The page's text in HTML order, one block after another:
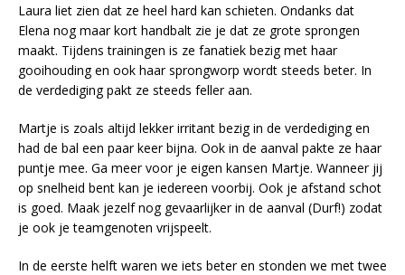
Laura liet zien dat ze heel hard kan schieten. Ondanks dat
Elena nog maar kort handbalt zie je dat ze grote sprongen
maakt. Tijdens trainingen is ze fanatiek bezig met haar
gooihouding en ook haar sprongworp wordt steeds beter. In
de verdediging pakt ze steeds feller aan.
Martje is zoals altijd lekker irritant bezig in de verdediging en
had de bal een paar keer bijna. Ook in de aanval pakte ze haar
puntje mee. Ga meer voor je eigen kansen Martje. Wanneer jij
op snelheid bent kan je iedereen voorbij. Ook je afstand schot
is goed. Maak jezelf nog gevaarlijker in de aanval (Durf!) zodat
je ook je teamgenoten vrijspeelt.
In de eerste helft waren we iets beter en stonden we met twee